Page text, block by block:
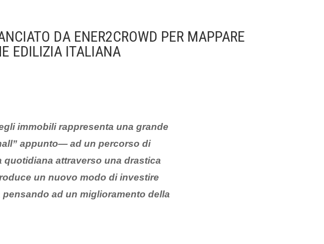
DA ENER2CROWD PER MAPPARE
EDILIZIA ITALIANA
immobili rappresenta una grande
appunto— ad un percorso di
attraverso una drastica
un nuovo modo di investire
ad un miglioramento della